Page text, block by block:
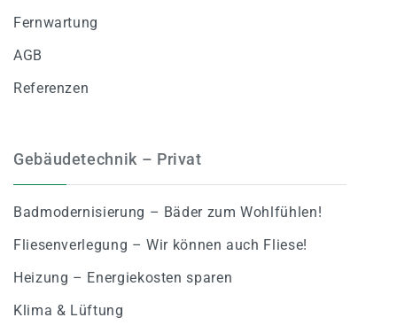
Fernwartung
AGB
Referenzen
Gebäudetechnik – Privat
Badmodernisierung – Bäder zum Wohlfühlen!
Fliesenverlegung – Wir können auch Fliese!
Heizung – Energiekosten sparen
Klima & Lüftung